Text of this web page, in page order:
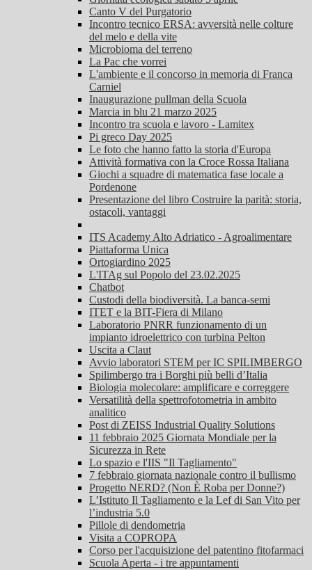
Canto V del Purgatorio
Incontro tecnico ERSA: avversità nelle colture
del melo e della vite
Microbioma del terreno
La Pac che vorrei
L'ambiente e il concorso in memoria di Franca
Carniel
Inaugurazione pullman della Scuola
Marcia in blu 21 marzo 2025
Incontro tra scuola e lavoro - Lamitex
Pi greco Day 2025
Le foto che hanno fatto la storia d'Europa
Attività formativa con la Croce Rossa Italiana
Giochi a squadre di matematica fase locale a
Pordenone
Presentazione del libro Costruire la parità: storia,
ostacoli, vantaggi
ITS Academy Alto Adriatico - Agroalimentare
Piattaforma Unica
Ortogiardino 2025
L'ITAg sul Popolo del 23.02.2025
Chatbot
Custodi della biodiversità. La banca-semi
ITET e la BIT-Fiera di Milano
Laboratorio PNRR funzionamento di un
impianto idroelettrico con turbina Pelton
Uscita a Claut
Avvio laboratori STEM per IC SPILIMBERGO
Spilimbergo tra i Borghi più belli d’Italia
Biologia molecolare: amplificare e correggere
Versatilità della spettrofotometria in ambito
analitico
Post di ZEISS Industrial Quality Solutions
11 febbraio 2025 Giornata Mondiale per la
Sicurezza in Rete
Lo spazio e l'IIS "Il Tagliamento"
7 febbraio giornata nazionale contro il bullismo
Progetto NERD? (Non È Roba per Donne?)
L’Istituto Il Tagliamento e la Lef di San Vito per
l’industria 5.0
Pillole di dendometria
Visita a COPROPA
Corso per l'acquisizione del patentino fitofarmaci
Scuola Aperta - i tre appuntamenti